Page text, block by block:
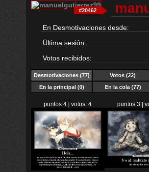
#20462
En Desmotivaciones desde:
Última sesión:
Votos recibidos:
Desmotivaciones(77) Votos (22)
En la principal (0)
En la cola (77)
puntos 4 | votos: 4 puntos 3 |